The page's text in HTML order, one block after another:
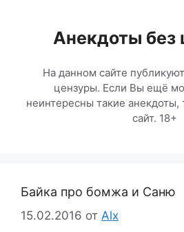
содержимомуАнекдоты без
На данном сайте
цензуры. Если Вы ещё
неинтересны такие анекдоты,
сайт. 18+
Байка про бомжа и Саню
15.02.2016 от Alx